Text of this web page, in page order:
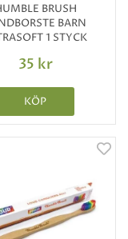
BRUSH
BARN
1 STYCK
35 kr
KÖP